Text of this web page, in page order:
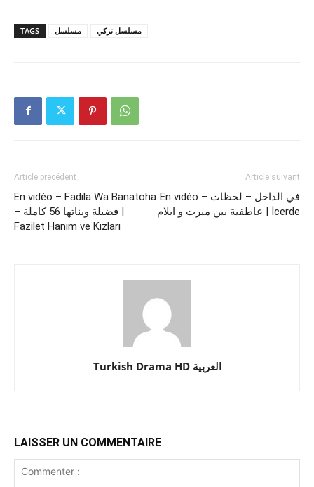
TAGS مسلسل مسلسل تركي
Article précédent
En vidéo – Fadila Wa Banatoha
– فضيلة وبناتها 56 كاملة |
Fazilet Hanım ve Kızları
Article suivant
En vidéo – في الداخل – لحظات
عاطفية بين ميرت و ايلام | İcerde
Turkish Drama HD العربية
LAISSER UN COMMENTAIRE